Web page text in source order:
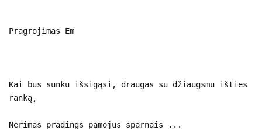
Pragrojimas Em
Kai bus sunku išsigąsi, draugas su džiaugsmu išties
ranką,
Nerimas pradings pamojus sparnais ...